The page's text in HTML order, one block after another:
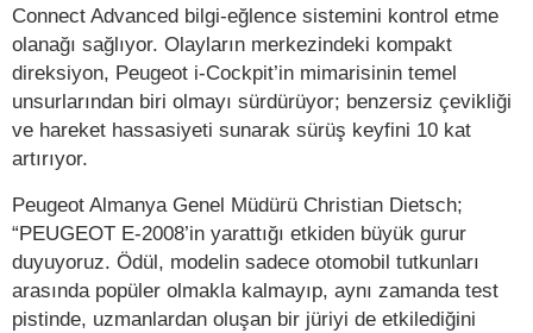
Connect Advanced bilgi-eğlence sistemini kontrol etme
olanağı sağlıyor. Olayların merkezindeki kompakt
direksiyon, Peugeot i-Cockpit’in mimarisinin temel
unsurlarından biri olmayı sürdürüyor; benzersiz çevikliği
ve hareket hassasiyeti sunarak sürüş keyfini 10 kat
artırıyor.
Peugeot Almanya Genel Müdürü Christian Dietsch;
“PEUGEOT E-2008’in yarattığı etkiden büyük gurur
duyuyoruz. Ödül, modelin sadece otomobil tutkunları
arasında popüler olmakla kalmayıp, aynı zamanda test
pistinde, uzmanlardan oluşan bir jüriyi de etkilediğini